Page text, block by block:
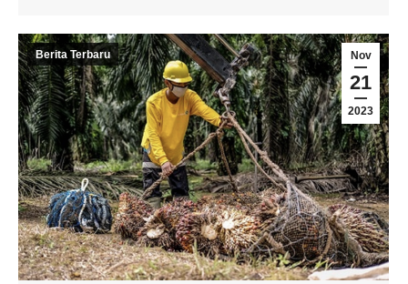
Nov
21
2023
Berita Terbaru